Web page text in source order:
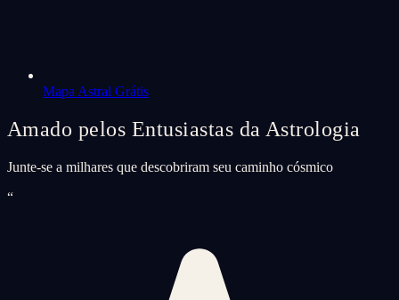
Mapa Astral Grátis
Amado pelos Entusiastas da Astrologia
Junte-se a milhares que descobriram seu caminho cósmico
“